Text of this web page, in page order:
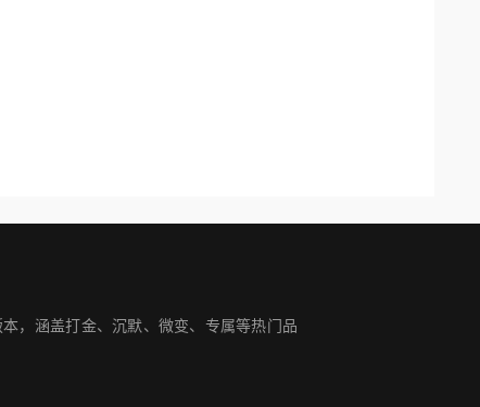
，涵盖打金、沉默、微变、专属等热门品